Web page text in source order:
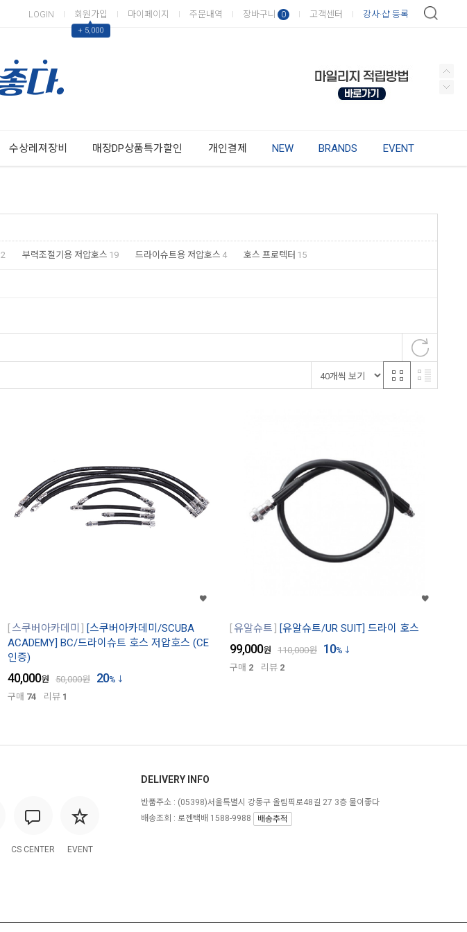
LOGIN 회원가입
▲
+ 5,000
마이페이지 주문내역 장바구니 0 고객센터 강사·샵 등록
수상레져장비 매장DP상품특가할인 개인결제 NEW BRANDS EVENT
2 부력조절기용 저압호스 19 드라이슈트용 저압호스 4 호스 프로텍터 15
스쿠버아카데미
[스쿠버아카데미/SCUBA
ACADEMY] BC/드라이슈트 호스 저압호스 (CE
인증)
40,000원 50,000원 20%
구매 74 리뷰 1
유알슈트 [유알슈트/UR SUIT] 드라이 호스
99,000원 110,000원 10%
구매 2 리뷰 2
CS CENTER EVENT
DELIVERY INFO
반품주소 : (05398)서울특별시 강동구 올림픽로48길 27 3층 물이좋다
배송조회 : 로젠택배 1588-9988
배송추적